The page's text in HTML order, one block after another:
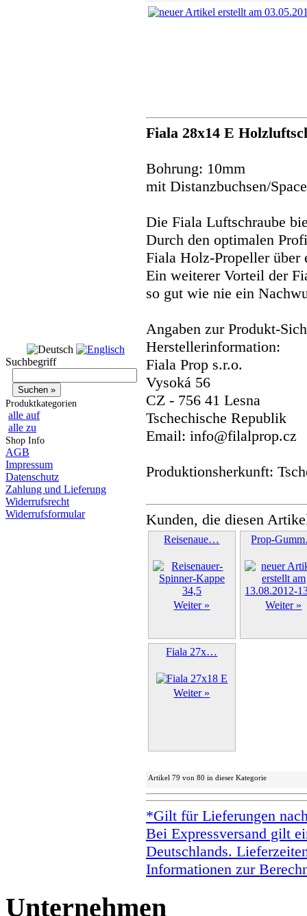
Suchbegriff
Produktkategorien
alle auf
alle zu
Shop Info
AGB
Impressum
Datenschutz
Zahlung und Lieferung
Widerrufsrecht
Widerrufsformular
Fiala 28x14 E
Bohrung: 10mm
mit Distanzbuchsen/
Die Fiala Luftschraube
Durch den optimalen
Fiala Holz-Propeller über
Ein weiterer Vorteil der
so gut wie nie ein
Angaben zur Produkt-
Herstellerinformation:
Fiala Prop s.r.o.
Vysoká 56
CZ - 756 41 Lesna
Tschechische Republik
Email: info@filalprop.cz
Produktionsherkunft:
Kunden, die diesen
Reisenaue…
Weiter »
Prop-
Weiter »
Fiala 27x…
Weiter »
Artikel 79 von 80 in dieser Kategorie
*Gilt für Lieferungen
Bei Expressversand gilt
Deutschlands.
Informationen zur
Unternehmen